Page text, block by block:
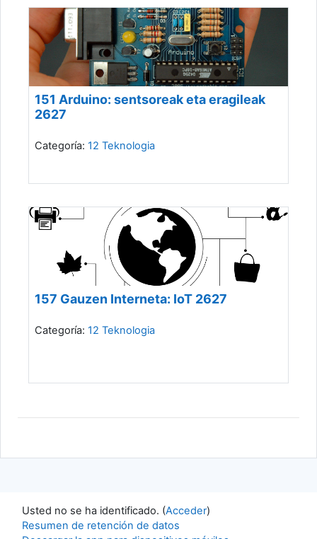
151 Arduino: sentsoreak eta eragileak
2627
Categoría: 12 Teknologia
157 Gauzen Interneta: IoT 2627
Categoría: 12 Teknologia
Usted no se ha identificado. (Acceder)
Resumen de retención de datos